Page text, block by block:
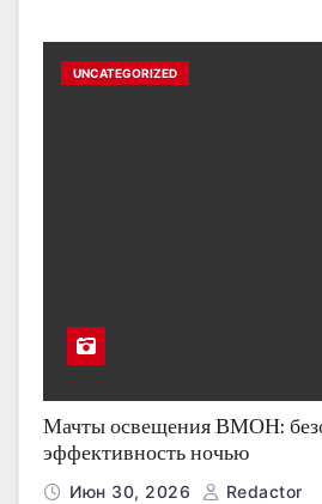
UNCATEGORIZED
Мачты освещения ВМОН:
эффективность ночью
Июн 30, 2026 Redactor